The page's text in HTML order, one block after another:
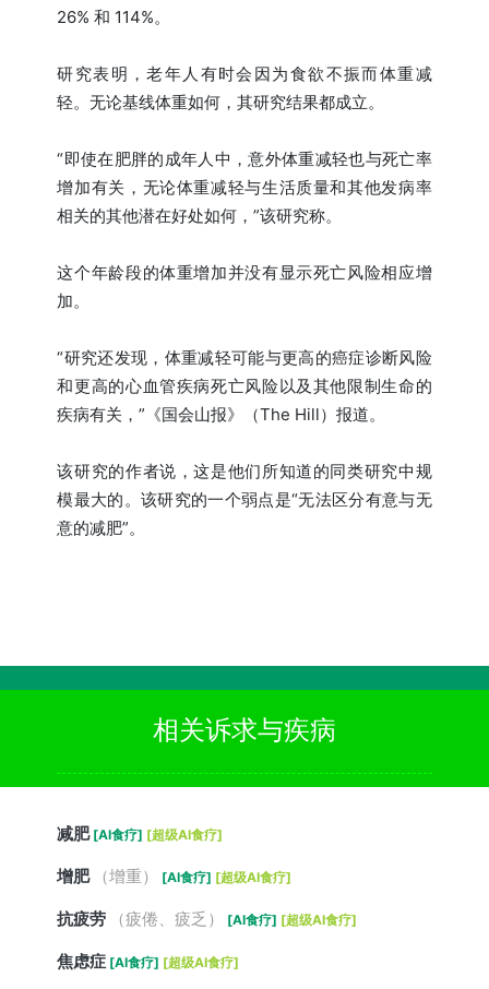
26% 和 114%。
研究表明，老年人有时会因为食欲不振而体重减
轻。无论基线体重如何，其研究结果都成立。
“即使在肥胖的成年人中，意外体重减轻也与死亡率
增加有关，无论体重减轻与生活质量和其他发病率
相关的其他潜在好处如何，”该研究称。
这个年龄段的体重增加并没有显示死亡风险相应增
加。
“研究还发现，体重减轻可能与更高的癌症诊断风险
和更高的心血管疾病死亡风险以及其他限制生命的
疾病有关，”《国会山报》（The Hill）报道。
该研究的作者说，这是他们所知道的同类研究中规
模最大的。该研究的一个弱点是“无法区分有意与无
意的减肥”。
相关诉求与疾病
减肥 [AI食疗] [超级AI食疗]
增肥 （增重） [AI食疗] [超级AI食疗]
抗疲劳 （疲倦、疲乏） [AI食疗] [超级AI食疗]
焦虑症 [AI食疗] [超级AI食疗]